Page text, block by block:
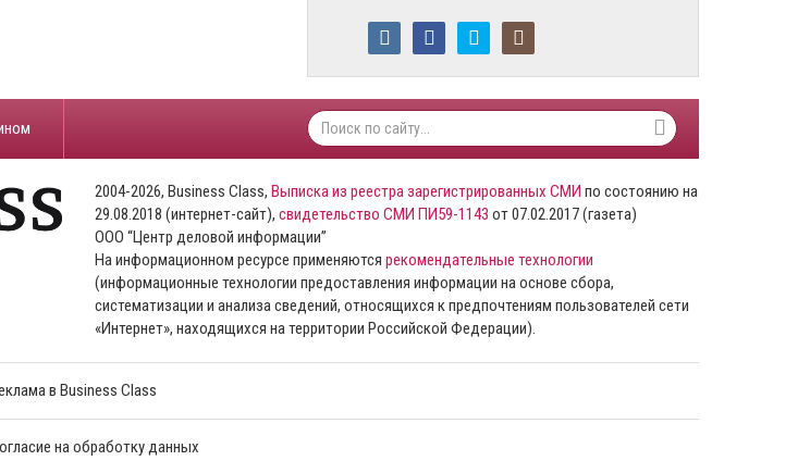
2004-2026, Business Class, Выписка из реестра зарегистрированных СМИ по состоянию на
29.08.2018 (интернет-сайт), свидетельство СМИ ПИ59-1143 от 07.02.2017 (газета)
ООО “Центр деловой информации”
На информационном ресурсе применяются рекомендательные технологии
(информационные технологии предоставления информации на основе сбора,
систематизации и анализа сведений, относящихся к предпочтениям пользователей сети
«Интернет», находящихся на территории Российской Федерации).
в Business Class
на обработку данных